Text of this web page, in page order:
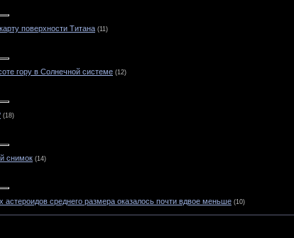
поверхности Титана (11)
гору в Солнечной системе (12)
(18)
снимок (14)
астероидов среднего размера оказалось почти вдвое меньше (10)